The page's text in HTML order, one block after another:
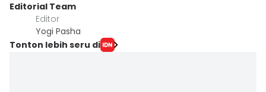
Editorial Team
Editor
Yogi Pasha
Tonton lebih seru di